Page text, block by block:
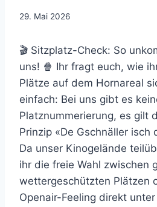
29. Mai 2026
🎬 Sitzplatz-Check: So
uns! 🍿 Ihr fragt euch, wie
Plätze auf dem Hornareal
einfach: Bei uns gibt es
Platznummerierung, es gilt
Prinzip «De Gschnäller isch
Da unser Kinogelände
ihr die freie Wahl zwischen
wettergeschützten Plätzen
Openair-Feeling direkt